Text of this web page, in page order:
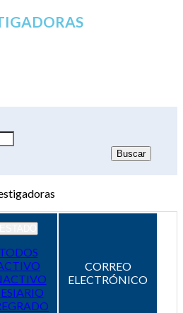
TODOS
CORREO
ELECTRÓNICO